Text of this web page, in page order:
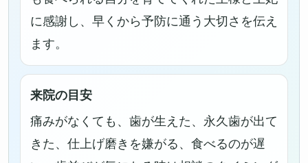
に感謝し、早くから予防に通う大切さを伝え
ます。
来院の目安
痛みがなくても、歯が生えた、永久歯が出て
きた、仕上げ磨きを嫌がる、食べるのが遅